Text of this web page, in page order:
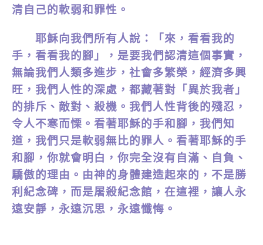
清自己的軟弱和罪性。
耶穌向我們所有人說：「來，看看我的
手，看看我的腳」，是要我們認清這個事實，
無論我們人類多進步，社會多繁榮，經濟多興
旺，我們人性的深處，都藏著對「異於我者」
的排斥、敵對、殺機。我們人性背後的殘忍，
令人不寒而慄。看著耶穌的手和腳，我們知
道，我們只是軟弱無比的罪人。看著耶穌的手
和腳，你就會明白，你完全沒有自滿、自負、
驕傲的理由。由神的身體建造起來的，不是勝
利紀念碑，而是屠殺紀念館，在這裡，讓人永
遠安靜，永遠沉思，永遠懺悔。